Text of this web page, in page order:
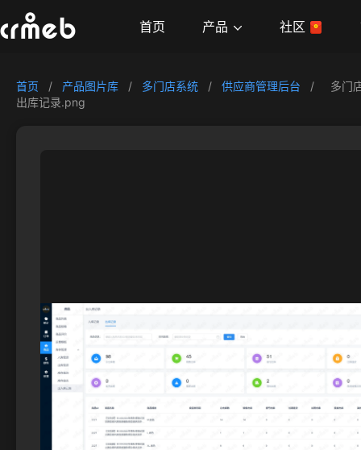
首页 产品 社区
首页 / 产品图片库 / 多门店系统 / 供应商管理后台 /
多门
出库记录.png